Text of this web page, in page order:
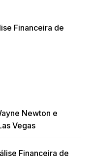
Financeira de
Newton e
Vegas
Financeira de